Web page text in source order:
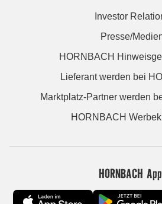
Investor
Presse/
HORNBACH
Lieferant werden bei
Marktplatz-Partner werden
HORNBACH
HORNBACH